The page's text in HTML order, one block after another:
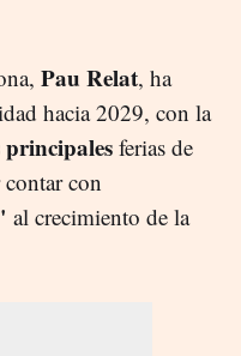
Pau Relat, ha
hacia 2029, con la
principales ferias de
con
al crecimiento de la